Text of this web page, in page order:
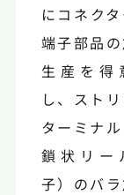
にコネク
端子部品
生産を得
し、スト
ターミナ
鎖状リー
子）のバ